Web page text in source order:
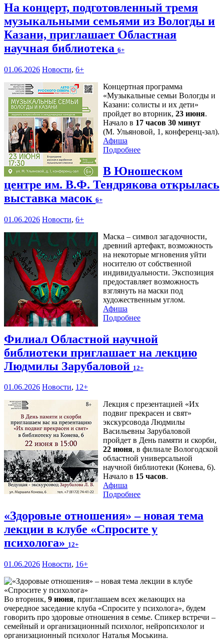
На концерт, подготовленный тремя
музыкальными семьями из Вологды и
Казани, приглашает Областная
научная библиотека 6+
01.06.2026 Новости, 6+
Концертная программа
«Музыкальные семьи Вологды и
Казани: солисты и их дети»
пройдет во вторник, 23 июня.
Начало в 17 часов 30 минут
(М. Ульяновой, 1, конференц-зал).
Афиша
Подробнее
В Юношеском
центре им. В.Ф. Тендрякова открылась
выставка масок 6+
01.06.2026 Новости, 6+
Маска – символ загадочности,
древний артефакт, возможность
на некоторые мгновения уйти
носителю от собственной
индивидуальности. Экспозиция
предоставляет возможность
взглянуть на маски под
художественным углом.
Афиша
Подробнее
Филиал Областной научной
библиотеки приглашает на лекцию
Людмилы Зарубаловой 12+
01.06.2026 Новости, 12+
Лекция с презентацией «Их
подвиг прекрасен и свят»
экскурсовода Людмилы
Васильевны Зарубаловой
пройдет в День памяти и скорби,
22 июня, в филиале Вологодской
областной универсальной
научной библиотеки (Конева, 6).
Начало в 15 часов.
Афиша
Подробнее
«Здоровые отношения» – новая тема
лекции в клубе «Спросите у
психолога» 12+
01.06.2026 Новости, 16+
Во вторник, 9 июня, приглашаем всех желающих на
очередное заседание клуба «Спросите у психолога», будем
говорить про здоровые отношения в семье. Спикер встречи –
семейный и организационный психолог, нейропсихолог и
организационный психолог Наталья Моськина.